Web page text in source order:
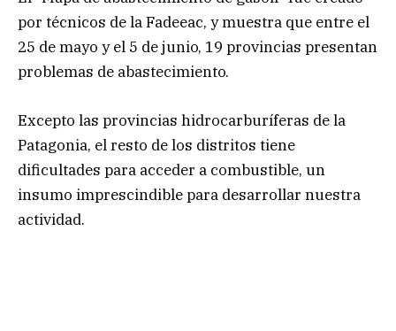
por técnicos de la Fadeeac, y muestra que entre el
25 de mayo y el 5 de junio, 19 provincias presentan
problemas de abastecimiento.
Excepto las provincias hidrocarburíferas de la
Patagonia, el resto de los distritos tiene
dificultades para acceder a combustible, un
insumo imprescindible para desarrollar nuestra
actividad.